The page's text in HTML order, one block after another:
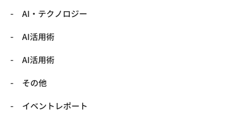
​AI・テクノロジー
​AI活用術
​AI活用術
​その他
​イベントレポート